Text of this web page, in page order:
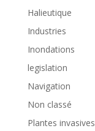
Halieutique
Industries
Inondations
legislation
Navigation
Non classé
Plantes invasives